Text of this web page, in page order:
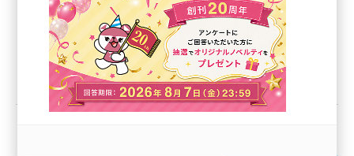
seo (3523)
ai (2804)
youtube (2429)
note (2312)
こうこく）
優先するニュース提供元に追加